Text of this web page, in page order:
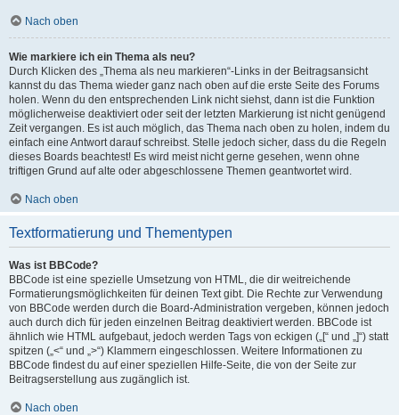
Nach oben
Wie markiere ich ein Thema als neu?
Durch Klicken des „Thema als neu markieren“-Links in der Beitragsansicht
kannst du das Thema wieder ganz nach oben auf die erste Seite des Forums
holen. Wenn du den entsprechenden Link nicht siehst, dann ist die Funktion
möglicherweise deaktiviert oder seit der letzten Markierung ist nicht genügend
Zeit vergangen. Es ist auch möglich, das Thema nach oben zu holen, indem du
einfach eine Antwort darauf schreibst. Stelle jedoch sicher, dass du die Regeln
dieses Boards beachtest! Es wird meist nicht gerne gesehen, wenn ohne
triftigen Grund auf alte oder abgeschlossene Themen geantwortet wird.
Nach oben
Textformatierung und Thementypen
Was ist BBCode?
BBCode ist eine spezielle Umsetzung von HTML, die dir weitreichende
Formatierungsmöglichkeiten für deinen Text gibt. Die Rechte zur Verwendung
von BBCode werden durch die Board-Administration vergeben, können jedoch
auch durch dich für jeden einzelnen Beitrag deaktiviert werden. BBCode ist
ähnlich wie HTML aufgebaut, jedoch werden Tags von eckigen („[“ und „]“) statt
spitzen („<“ und „>“) Klammern eingeschlossen. Weitere Informationen zu
BBCode findest du auf einer speziellen Hilfe-Seite, die von der Seite zur
Beitragserstellung aus zugänglich ist.
Nach oben